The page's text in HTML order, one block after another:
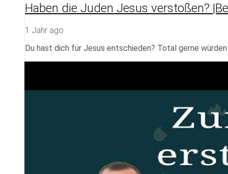
Haben die Juden Jesus verstoßen?
1 Jahr ago
Du hast dich für Jesus entschieden? Total gerne